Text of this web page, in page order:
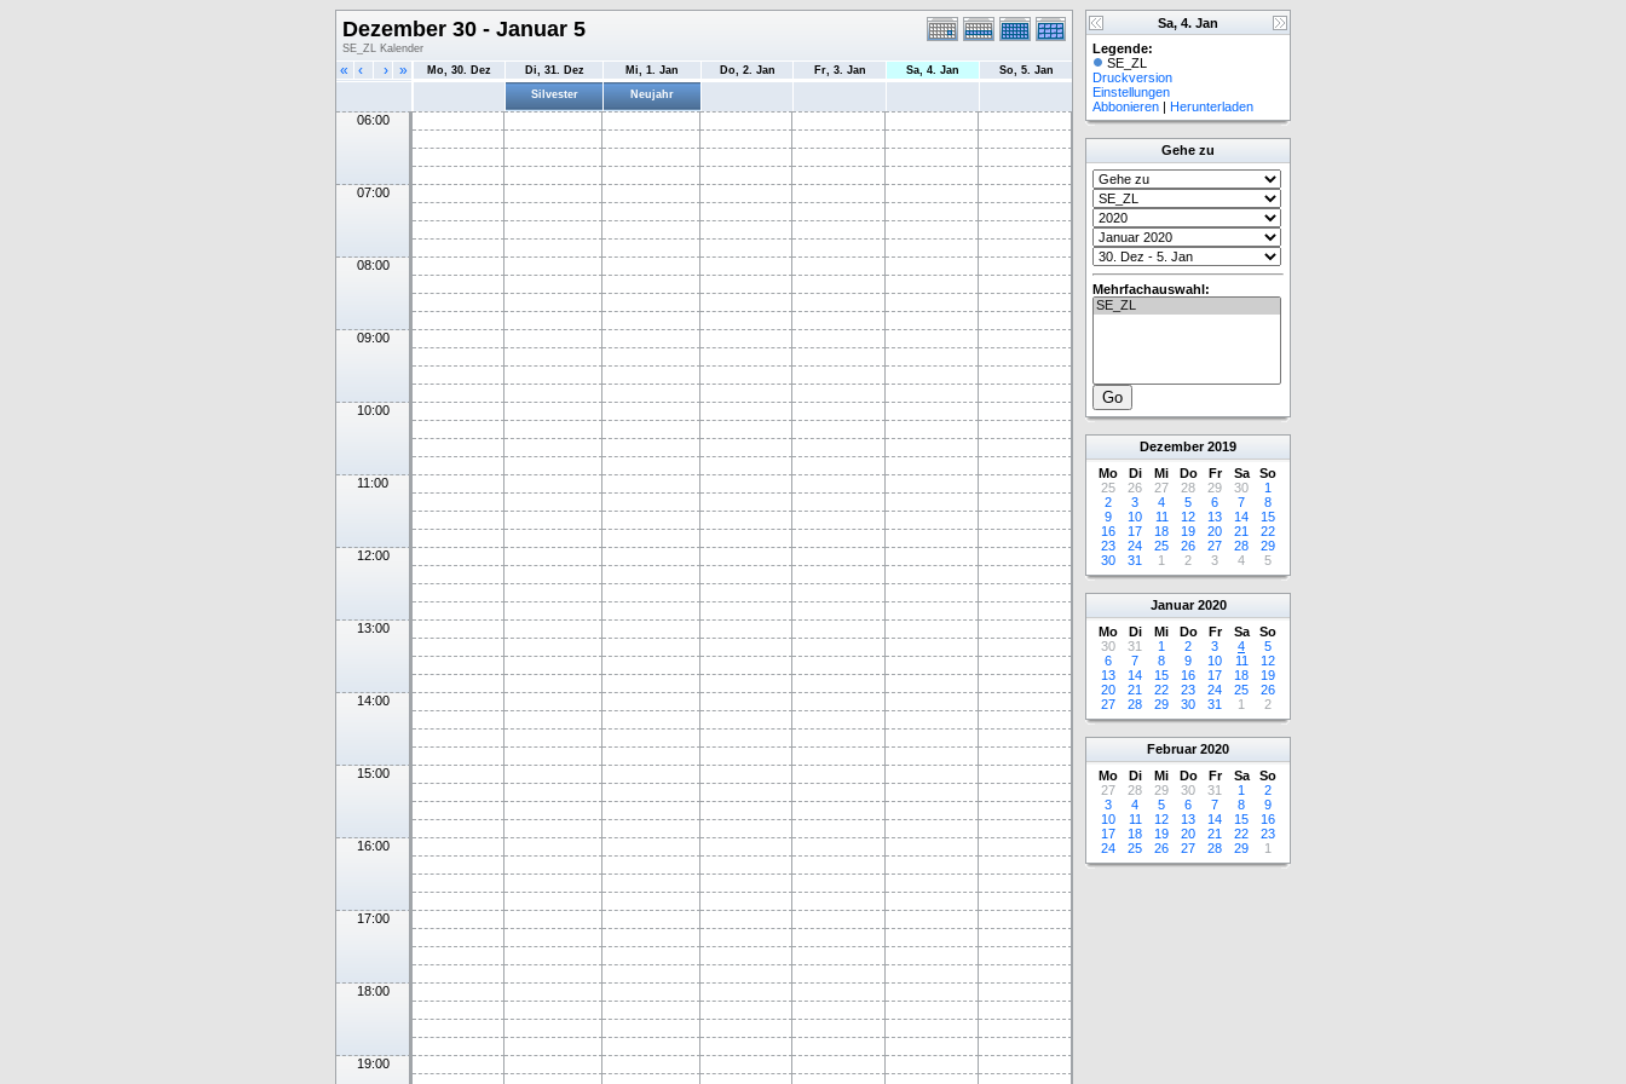
Dezember 30 - Januar 5
SE_ZL Kalender
« ‹ › » Mo, 30. Dez Di, 31. Dez Mi, 1. Jan Do, 2. Jan Fr, 3. Jan Sa, 4. Jan
So, 5. Jan
Silvester
Neujahr
06:00
07:00
08:00
09:00
10:00
11:00
12:00
13:00
14:00
15:00
16:00
17:00
18:00
19:00
Sa, 4. Jan
Legende:
SE_ZL
Druckversion
Einstellungen
Abbonieren | Herunterladen
Gehe zu
Mehrfachauswahl:
Dezember 2019
Mo
Di Mi Do Fr Sa
So
25
26 27 28 29 30
1
2
3 4 5 6 7
8
9
10 11 12 13 14
15
16
17 18 19 20 21
22
23
24 25 26 27 28
29
30
31 1 2 3 4 5
Januar 2020
Mo
Di Mi Do Fr Sa
So
30
31 1 2 3 4
5
6
7 8 9 10 11
12
13
14 15 16 17 18
19
20
21 22 23 24 25
26
27
28 29 30 31 1 2
Februar 2020
Mo
Di Mi Do Fr Sa
So
27
28 29 30 31 1
2
3
4 5 6 7 8
9
10
11 12 13 14 15
16
17
18 19 20 21 22
23
24
25 26 27 28 29 1